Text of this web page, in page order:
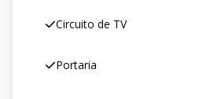
Circuito de TV
Portaria